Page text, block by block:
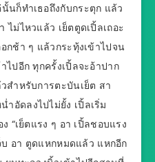
นก็ทำเธอถึงกับกระตุก แล้ว
ไม่ไหวแล้ว เย็ตตูดเปิ้ลเถอะ
กช้า ๆ แล้วกระทุ้งเข้าไปจน
ไปอีก ทุกครั้งเปิ้ลจะอ้าปาก
สำหรับการตะบันเย็ต สา
อัดลงไปไม่ยั้ง เปิ้ลเริ่ม
“เย็ตแรง ๆ อา เปิ้ลชอบแรง
บ อา ตูดแหกหมดแล้ว แหกอีก